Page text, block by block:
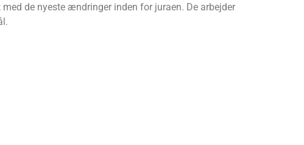
de nyeste ændringer inden for juraen. De arbejder